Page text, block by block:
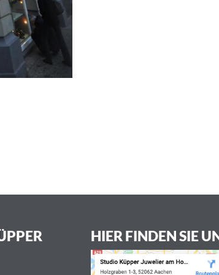
HIER FINDEN SIE